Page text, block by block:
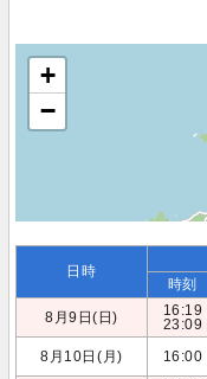
+
−
日時
時刻
8月9日(日)
16:19
23:09
8月10日(月) 16:00